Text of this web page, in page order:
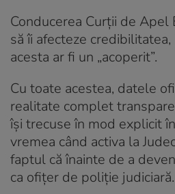
Conducerea Curții de Apel
să îi afecteze
acesta ar fi un „acoperit”.
Cu toate acestea, datele
realitate complet
își trecuse în mod explicit
vremea când activa la
faptul că înainte de a
ca ofițer de poliție judiciară.